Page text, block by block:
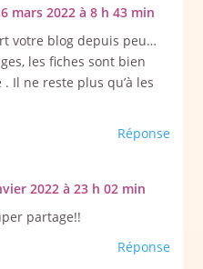
mars 2022 à 8 h 43 min
votre blog depuis peu…
les fiches sont bien
Il ne reste plus qu’à les
Réponse
2022 à 23 h 02 min
partage!!
Réponse